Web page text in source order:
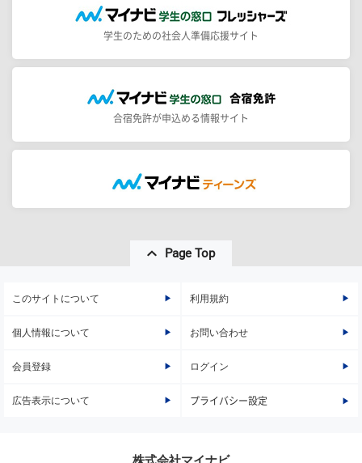
学生のための社会人準備応援サイト
合宿免許が申込める情報サイト
Page Top
このサイトについて 利用規約
個人情報について お問い合わせ
会員登録 ログイン
広告表示について プライバシー設定
株式会社マイナビ